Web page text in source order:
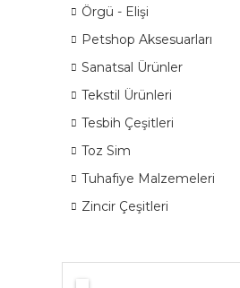
Örgü - Elişi
Petshop Aksesuarları
Sanatsal Ürünler
Tekstil Ürünleri
Tesbih Çeşitleri
Toz Sim
Tuhafiye Malzemeleri
Zincir Çeşitleri